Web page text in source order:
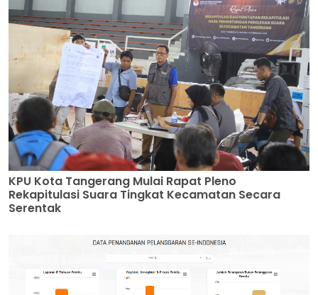
KPU Kota Tangerang Mulai Rapat Pleno
Rekapitulasi Suara Tingkat Kecamatan Secara
Serentak